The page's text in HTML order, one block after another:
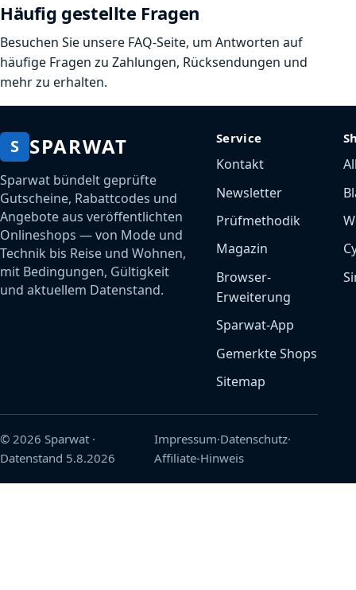
Häufig gestellte Fragen
Besuchen Sie unsere FAQ-Seite, um Antworten auf
häufige Fragen zu Zahlungen, Rücksendungen und
mehr zu erhalten.
S SPARWAT
Sparwat bündelt geprüfte
Gutscheine, Rabattcodes und
Angebote aus veröffentlichten
Onlineshops — von Mode und
Technik bis Reise und Wohnen,
mit Bedingungen, Gültigkeit
und aktuellem Datenstand.
Service
Kontakt
Newsletter
Prüfmethodik
Magazin
Browser-
Erweiterung
Sparwat-App
Gemerkte Shops
Sitemap
© 2026 Sparwat ·
Datenstand 5.8.2026
Impressum·Datenschutz·
Affiliate-Hinweis